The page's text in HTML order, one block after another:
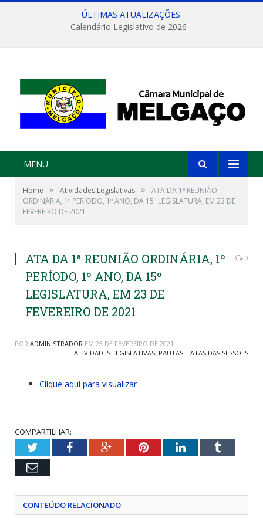
ÚLTIMAS ATUALIZAÇÕES:
Calendário Legislativo de 2026
MENU
Home » Atividades Legislativas »
ATA DA 1ª REUNIÃO
ORDINÁRIA, 1º PERÍODO, 1º ANO, DA 15º LEGISLATURA, EM 23 DE
FEVEREIRO DE 2021
ATA DA 1ª REUNIÃO ORDINÁRIA, 1º
PERÍODO, 1º ANO, DA 15º
LEGISLATURA, EM 23 DE
FEVEREIRO DE 2021
0
POR ADMINISTRADOR EM 23 DE FEVEREIRO DE 2021
ATIVIDADES LEGISLATIVAS, PAUTAS E ATAS DAS SESSÕES
Clique aqui para visualizar
COMPARTILHAR:
TwitterFacebookGoogle+PinterestLinkedInTumblr
Email
CONTEÚDO RELACIONADO